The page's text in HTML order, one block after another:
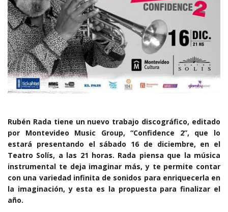
Rubén Rada tiene un nuevo trabajo discográfico, editado
por Montevideo Music Group, “Confidence 2”, que lo
estará presentando el sábado 16 de diciembre, en el
Teatro Solís, a las 21 horas. Rada piensa que la música
instrumental te deja imaginar más, y te permite contar
con una variedad infinita de sonidos para enriquecerla en
la imaginación, y esta es la propuesta para finalizar el
año.